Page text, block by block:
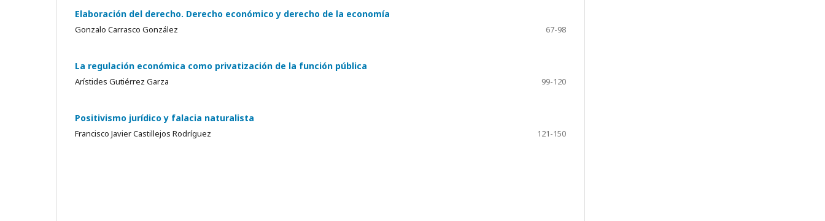
Elaboración del derecho. Derecho económico y derecho de la economía
Gonzalo Carrasco González 67-98
La regulación económica como privatización de la función pública
Arístides Gutiérrez Garza 99-120
Positivismo jurídico y falacia naturalista
Francisco Javier Castillejos Rodríguez 121-150